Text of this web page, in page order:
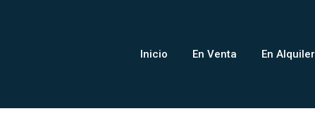
Inicio En Venta En Alquiler